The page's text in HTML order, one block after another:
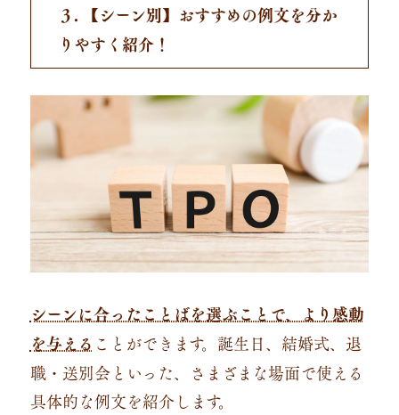
３. 【シーン別】おすすめの例文を分か
りやすく紹介！
シーンに合ったことばを選ぶことで、より感動
を与える ことができます。誕生日、結婚式、退
職・送別会といった、さまざまな場面で使える
具体的な例文を紹介します。